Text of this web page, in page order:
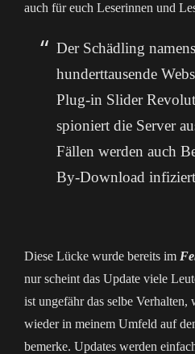
auch für euch Leserinnen und
Der Schädling
hunderttausende
Plug-in Slider
spioniert die Server
Fällen werden auch
By-Download
Diese Lücke wurde bereits im
nur scheint das Update viele
ist ungefähr das selbe Verhalten,
wieder in meinem Umfeld auf
bemerke. Updates werden